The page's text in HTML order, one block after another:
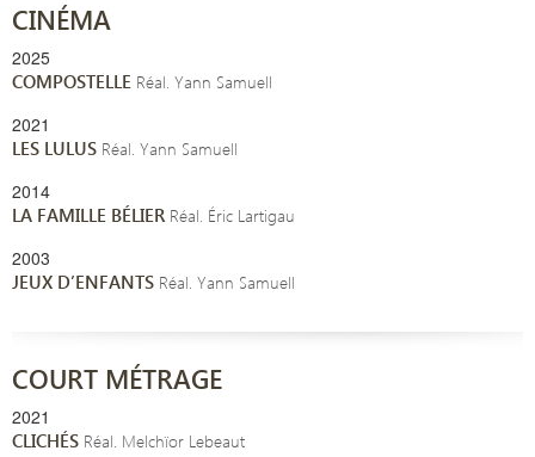
CINÉMA
2025
COMPOSTELLE Réal. Yann Samuell
2021
LES LULUS Réal. Yann Samuell
2014
LA FAMILLE BÉLIERRéal. Éric Lartigau
2003
JEUX D’ENFANTS Réal. Yann Samuell
COURT MÉTRAGE
2021
CLICHÉS Réal. Melchïor Lebeaut